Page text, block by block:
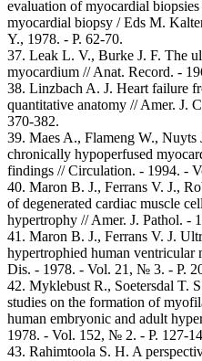
evaluation of myocardial
myocardial biopsy / Eds M.
Y., 1978. - P. 62-70.
37. Leak L. V., Burke J. F. The
myocardium // Anat. Record. -
38. Linzbach A. J. Heart failure
quantitative anatomy // Amer. J.
370-382.
39. Maes A., Flameng W., Nuyts
chronically hypoperfused
findings // Circulation. - 1994. -
40. Maron B. J., Ferrans V. J.,
of degenerated cardiac muscle
hypertrophy // Amer. J. Pathol. -
41. Maron B. J., Ferrans V. J.
hypertrophied human ventricular
Dis. - 1978. - Vol. 21, № 3. - P.
42. Myklebust R., Soetersdal T.
studies on the formation of
human embryonic and adult
1978. - Vol. 152, № 2. - P. 127-
43. Rahimtoola S. H. A